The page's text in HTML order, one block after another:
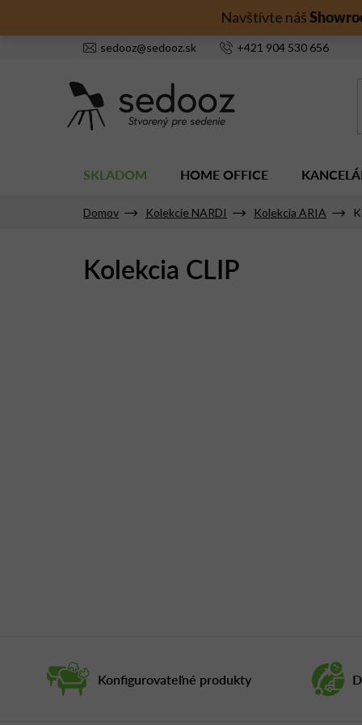
Navštívte náš
sedooz@sedooz.sk +421 904 530 656
SKLADOM HOME OFFICE
Domov Kolekcie NARDI Kolekcia ARIA
Kolekcia CLIP
Konfigurovateľné produkty